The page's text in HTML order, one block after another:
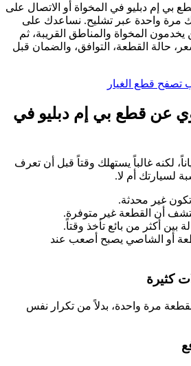
بي إم دبليو في المخواة أو الاتصال على
مرة واحدة عبر تشليح. نساعدك على
المخواة والمناطق القريبة، ثم
حالة القطعة، التوافق، والضمان قبل
تصفح قطع الغيار
عن قطع بي إم دبليو في
لكنه غالباً يستهلك وقتاً قبل أن تعرف
لسيارتك أم لا.
تكون غير محدثة.
أن القطعة غير متوفرة.
بين أكثر من بائع تأخذ وقتاً.
أو الشاصي يصبح أصعب عند
كثيرة
مرة واحدة، بدلاً من تكرار نفس